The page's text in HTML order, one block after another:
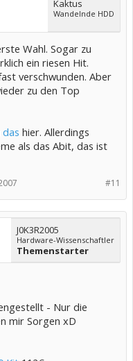
Kaktus
Wandelnde HDD
Wahl. Sogar zu
ein riesen Hit.
verschwunden. Aber
zu den Top
das hier. Allerdings
als das Abit, das ist
#11
J0K3R2005
Hardware-Wissenschaftler
Themenstarter
- Nur die
mir Sorgen xD